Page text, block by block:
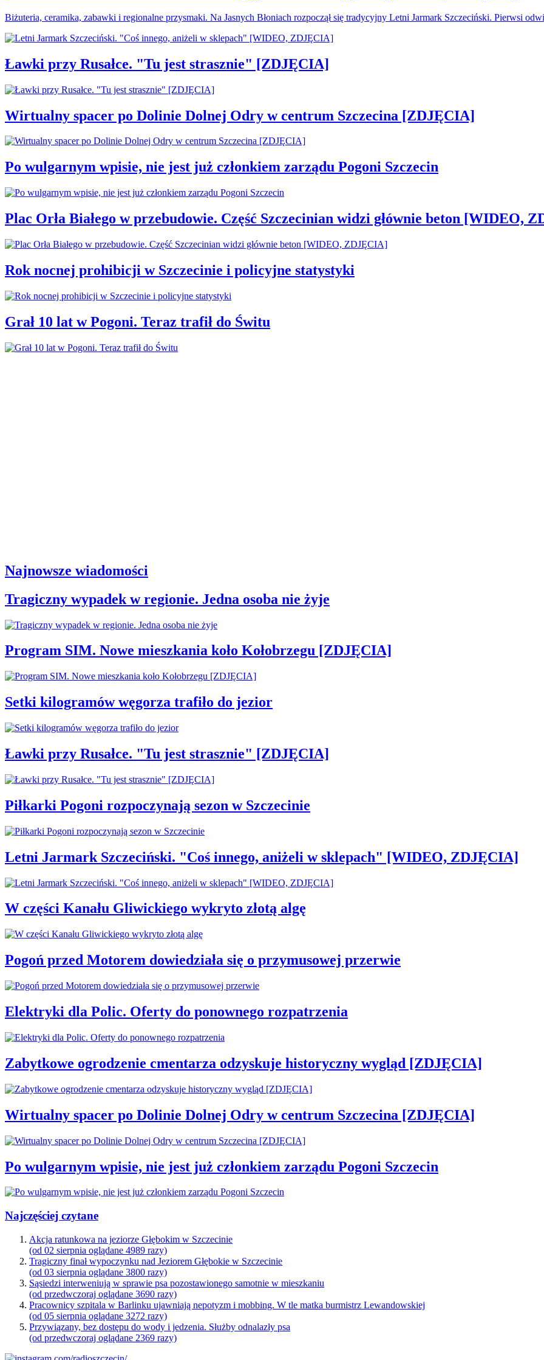
Biżuteria, ceramika, zabawki i regionalne przysmaki. Na Jasnych Błoniach rozpoczął się tradycyjny Letni Jarmark Szczeciński. Pierwsi
Ławki przy Rusałce. "Tu jest strasznie" [ZDJĘCIA]
Wirtualny spacer po Dolinie Dolnej Odry w centrum Szczecina [ZDJĘCIA]
Po wulgarnym wpisie, nie jest już członkiem zarządu Pogoni Szczecin
Plac Orła Białego w przebudowie. Część Szczecinian widzi głównie beton [WIDEO,
Rok nocnej prohibicji w Szczecinie i policyjne statystyki
Grał 10 lat w Pogoni. Teraz trafił do Świtu
Najnowsze wiadomości
Tragiczny wypadek w regionie. Jedna osoba nie żyje
Program SIM. Nowe mieszkania koło Kołobrzegu [ZDJĘCIA]
Setki kilogramów węgorza trafiło do jezior
Ławki przy Rusałce. "Tu jest strasznie" [ZDJĘCIA]
Piłkarki Pogoni rozpoczynają sezon w Szczecinie
Letni Jarmark Szczeciński. "Coś innego, aniżeli w sklepach" [WIDEO, ZDJĘCIA]
W części Kanału Gliwickiego wykryto złotą algę
Pogoń przed Motorem dowiedziała się o przymusowej przerwie
Elektryki dla Polic. Oferty do ponownego rozpatrzenia
Zabytkowe ogrodzenie cmentarza odzyskuje historyczny wygląd [ZDJĘCIA]
Wirtualny spacer po Dolinie Dolnej Odry w centrum Szczecina [ZDJĘCIA]
Po wulgarnym wpisie, nie jest już członkiem zarządu Pogoni Szczecin
Najczęściej czytane
Akcja ratunkowa na jeziorze Głębokim w Szczecinie
(od 02 sierpnia oglądane 4989 razy)
Tragiczny finał wypoczynku nad Jeziorem Głębokie w Szczecinie
(od 03 sierpnia oglądane 3800 razy)
Sąsiedzi interweniują w sprawie psa pozostawionego samotnie w mieszkaniu
(od przedwczoraj oglądane 3690 razy)
Pracownicy szpitala w Barlinku ujawniają nepotyzm i mobbing. W tle matka burmistrz Lewandowskiej
(od 05 sierpnia oglądane 3272 razy)
Przywiązany, bez dostępu do wody i jedzenia. Służby odnalazły psa
(od przedwczoraj oglądane 2369 razy)